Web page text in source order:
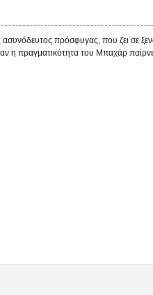
πρόσφυγας, που ζει σε
η πραγματικότητα του Μπαχάρ